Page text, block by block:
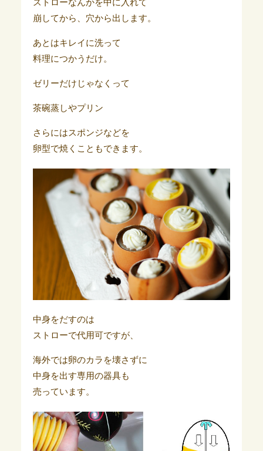
ストローなんかを中に入れて
崩してから、穴から出します。
あとはキレイに洗って
料理につかうだけ。
ゼリーだけじゃなくって
茶碗蒸しやプリン
さらにはスポンジなどを
卵型で焼くこともできます。
中身をだすのは
ストローで代用可ですが、
海外では卵のカラを壊さずに
中身を出す専用の器具も
売っています。